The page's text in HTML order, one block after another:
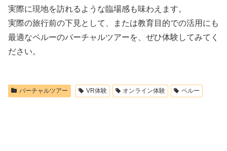
実際に現地を訪れるような臨場感も味わえます。
実際の旅行前の下見として、または教育目的での活用にも
最適なペルーのバーチャルツアーを、ぜひ体験してみてく
ださい。
バーチャルツアー VR体験 オンライン体験 ペルー